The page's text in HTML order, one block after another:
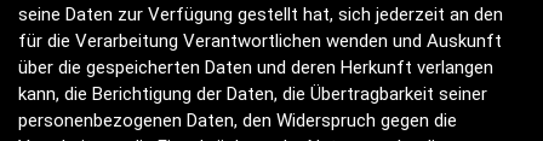
seine Daten zur Verfügung gestellt hat, sich jederzeit an den
für die Verarbeitung Verantwortlichen wenden und Auskunft
über die gespeicherten Daten und deren Herkunft verlangen
kann, die Berichtigung der Daten, die Übertragbarkeit seiner
personenbezogenen Daten, den Widerspruch gegen die